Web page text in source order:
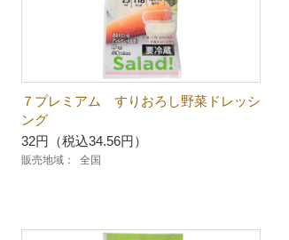
７プレミアム すりおろし野菜ドレッシ
ング
32円（税込34.56円）
販売地域： 全国